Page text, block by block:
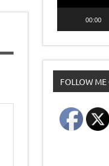
00:00
FOLLOW ME